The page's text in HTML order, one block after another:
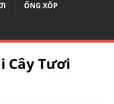
ỐNG XỐP
Cây Tươi